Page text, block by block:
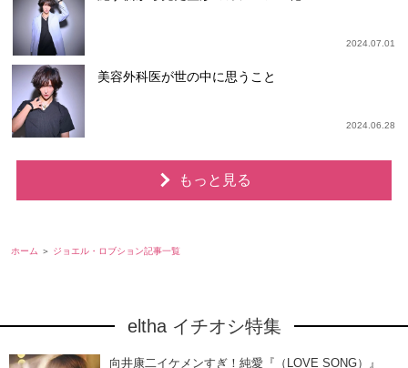
2024.07.01
美容外科医が世の中に思うこと
2024.06.28
もっと見る
ホーム ジョエル・ロブション記事一覧
eltha イチオシ特集
向井康二イケメンすぎ！純愛『（LOVE SONG）』